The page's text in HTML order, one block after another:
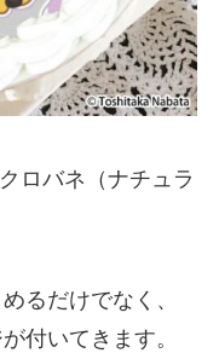
ロバネ（ナチュラ
るだけでなく、
付いてきます。